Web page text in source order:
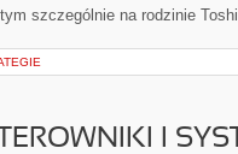
szczególnie na rodzinie
I